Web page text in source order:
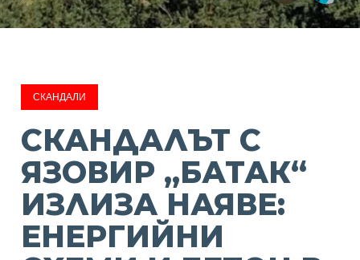
СКАНДАЛИ
СКАНДАЛЪТ С
ЯЗОВИР „БАТАК“
ИЗЛИЗА НАЯВЕ:
ЕНЕРГИЙНИ